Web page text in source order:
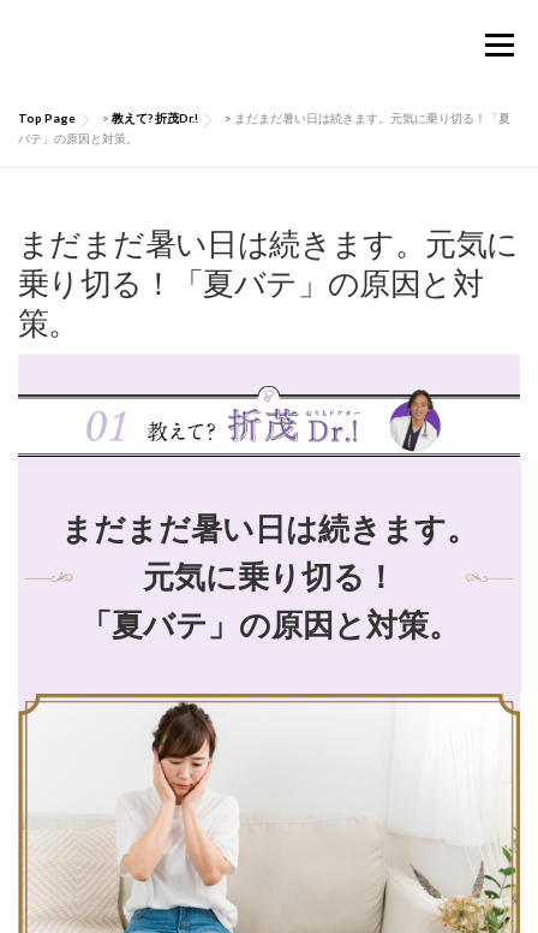
メニュー
TOP Considermalについて
お買い物ガイド 肌にいい話
お問い合わせ
Top Page > 教えて? 折茂Dr.! > まだまだ暑い日は続きます。元気に乗り切る！「夏
バテ」の原因と対策。
まだまだ暑い日は続きます。元気に
乗り切る！「夏バテ」の原因と対
策。
まだまだ暑い日は続きます。
元気に乗り切る！
「夏バテ」の原因と対策。